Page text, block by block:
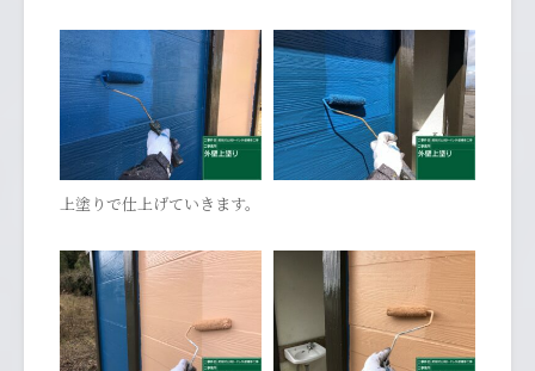
上塗りで仕上げていきます。